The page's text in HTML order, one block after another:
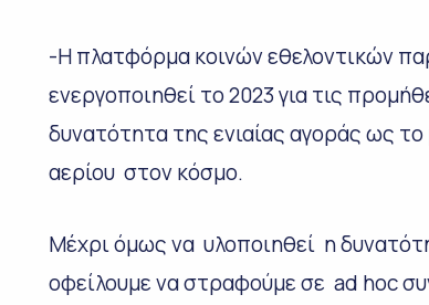
-Η πλατφόρμα κοινών εθελοντικών
ενεργοποιηθεί το 2023 για τις
δυνατότητα της ενιαίας αγοράς ως
αερίου στον κόσμο.
Μέχρι όμως να υλοποιηθεί η
οφείλουμε να στραφούμε σε ad hoc